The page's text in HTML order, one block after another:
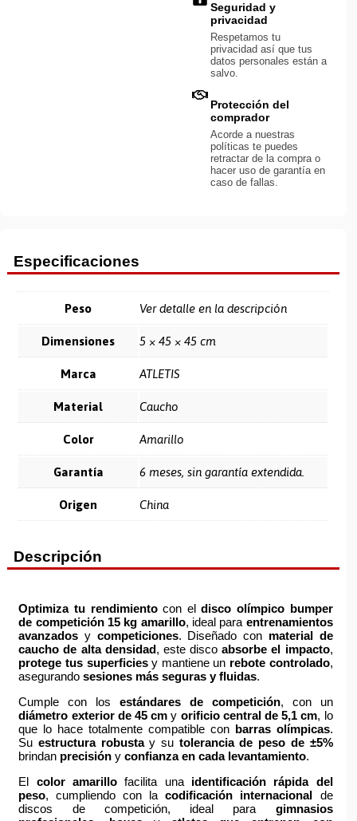
Seguridad y
privacidad
Respetamos tu
privacidad así que tus
datos personales están a
salvo.
Protección del
comprador
Acorde a nuestras
políticas te puedes
retractar de la compra o
hacer uso de garantía en
caso de fallas.
Especificaciones
Peso Ver detalle en la descripción
Dimensiones 5 × 45 × 45 cm
Marca ATLETIS
Material Caucho
Color Amarillo
Garantía 6 meses, sin garantía extendida.
Origen China
Descripción
Optimiza tu rendimientocon eldisco olímpico bumper
de competición 15 kg amarillo, ideal para entrenamientos
avanzados y competiciones. Diseñado con material de
caucho de alta densidad, este discoabsorbe el impacto,
protege tus superficiesy mantiene un rebote controlado,
asegurandosesiones más seguras y fluidas.
Cumple con los estándares de competición, con un
diámetro exterior de 45 cm y orificio central de 5,1 cm, lo
que lo hace totalmente compatible con barras olímpicas.
Su estructura robustay su tolerancia de peso de ±5%
brindan precisión yconfianza en cada levantamiento.
El color amarillofacilita una identificación rápida del
peso, cumpliendo con lacodificación internacional de
discos de competición, ideal para gimnasios